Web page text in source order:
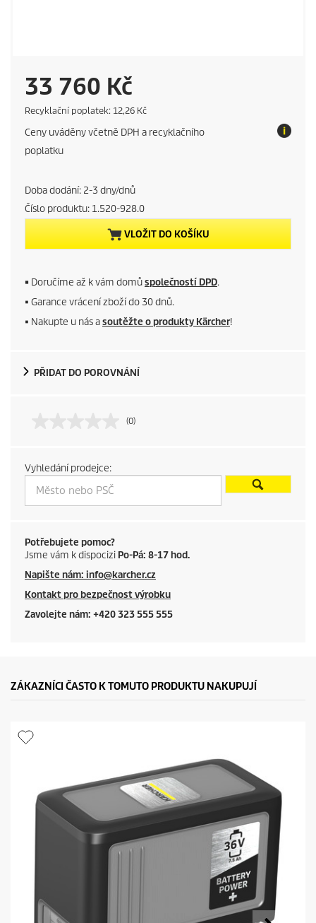
C
u
r
e
n
p
r
d
t
p
i
c
e
33 760 Kč
E
o
t
a
Recyklační poplatek: 12,26 Kč
Ceny uváděny včetně DPH a recyklačního
poplatku
Doba dodání: 2-3 dny/dnů
Číslo produktu: 1.520-928.0
VLOŽIT DO KOŠÍKU
■ Doručíme až k vám domůspolečností DPD.
■ Garance vrácení zboží do 30 dnů.
■ Nakupte u nás asoutěžte o produkty Kärcher!
PŘIDAT DO POROVNÁNÍ
(0)
Vyhledání prodejce:
Potřebujete pomoc?
Jsme vám k dispocizi Po-Pá: 8-17 hod.
Napište nám: info@karcher.cz
Kontakt pro bezpečnost výrobku
Zavolejte nám: +420 323 555 555
ZÁKAZNÍCI ČASTO K TOMUTO PRODUKTU NAKUPUJÍ